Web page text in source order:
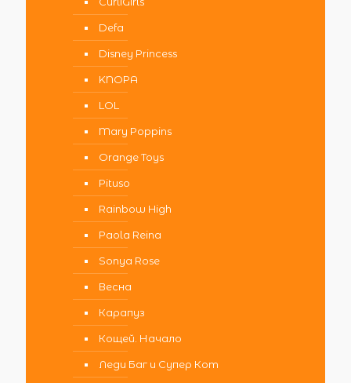
Defa
Disney Princess
KNOPA
LOL
Mary Poppins
Orange Toys
Pituso
Rainbow High
Paola Reina
Sonya Rose
Весна
Карапуз
Кощей. Начало
Леди Баг и Супер Кот